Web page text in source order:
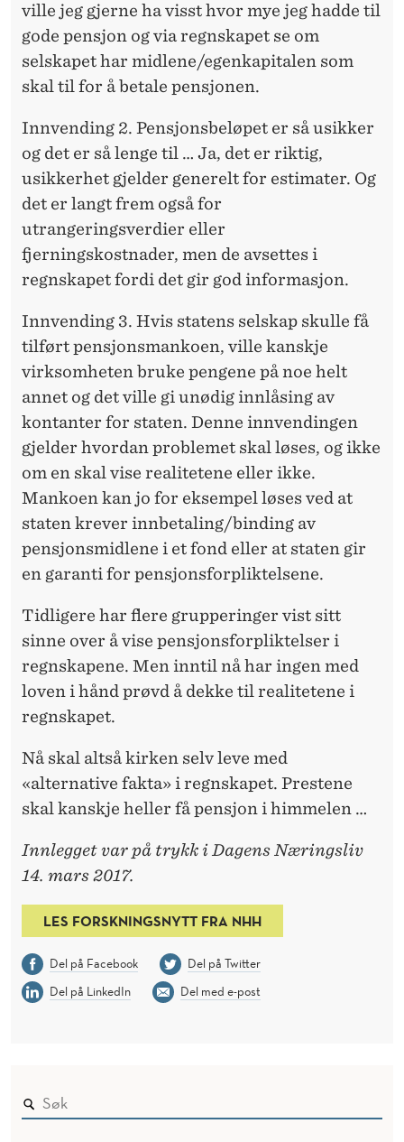
ville jeg gjerne ha visst hvor mye jeg hadde til
gode pensjon og via regnskapet se om
selskapet har midlene/egenkapitalen som
skal til for å betale pensjonen.
Innvending 2. Pensjons­beløpet er så usikker
og det er så lenge til … Ja, det er riktig,
usikkerhet gjelder generelt for estimater. Og
det er langt frem også for
utrangeringsverdier eller
fjerningskostnader, men de avsettes i
regnskapet fordi det gir god informasjon.
Innvending 3. Hvis statens selskap skulle få
tilført pensjonsmankoen, ville kanskje
virksomheten bruke pengene på noe helt
annet og det ville gi unødig innlåsing av
kontanter for staten. Denne innvendingen
gjelder hvordan problemet skal løses, og ikke
om en skal vise realitetene eller ikke.
Mankoen kan jo for eksempel løses ved at
staten krever innbetaling/binding av
pensjonsmidlene i et fond eller at staten gir
en garanti for pensjonsforpliktelsene.
Tidligere har flere grupperinger vist sitt
sinne over å vise pensjonsforpliktelser i
regnskapene. Men inntil nå har ingen med
loven i hånd prøvd å dekke til realitetene i
regnskapet.
Nå skal altså kirken selv leve med
«alternative fakta» i regnskapet. Prestene
skal kanskje heller få pensjon i himmelen …
Innlegget var på trykk i Dagens Næringsliv
14. mars 2017.
LES FORSKNINGSNYTT FRA NHH
Del på Facebook
Del på Twitter
Del på LinkedIn
Del med e-post